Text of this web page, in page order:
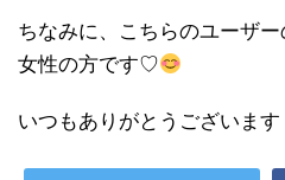
ちなみに、こちらのユーザ
女性の方です♡
いつもありがとうございま